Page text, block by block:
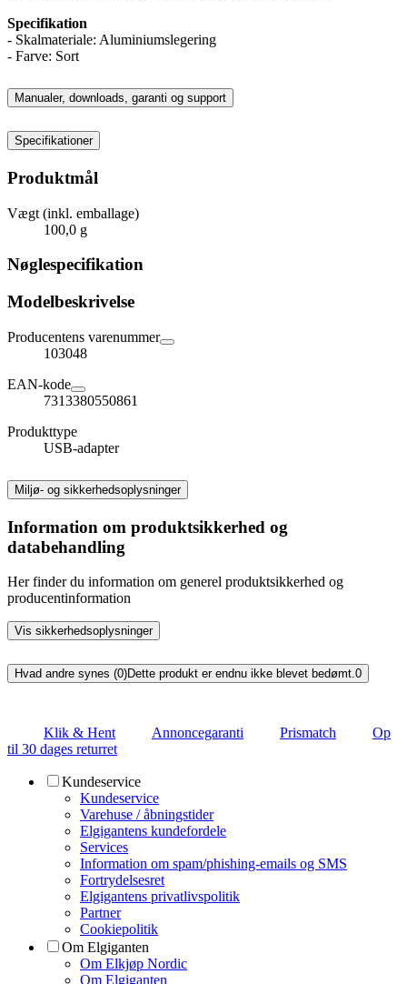
Specifikation
- Skalmateriale: Aluminiumslegering
- Farve: Sort
Manualer, downloads, garanti og support
Specifikationer
Produktmål
Vægt (inkl. emballage)
100,0 g
Nøglespecifikation
Modelbeskrivelse
Producentens varenummer
103048
EAN-kode
7313380550861
Produkttype
USB-adapter
Miljø- og sikkerhedsoplysninger
Information om produktsikkerhed og
databehandling
Her finder du information om generel produktsikkerhed og
producentinformation
Vis sikkerhedsoplysninger
Hvad andre synes (0)Dette produkt er endnu ikke blevet bedømt.0
Klik & Hent Annoncegaranti Prismatch
Op
til 30 dages returret
Kundeservice
Kundeservice
Varehuse / åbningstider
Elgigantens kundefordele
Services
Information om spam/phishing-emails og SMS
Fortrydelsesret
Elgigantens privatlivspolitik
Partner
Cookiepolitik
Om Elgiganten
Om Elkjøp Nordic
Om Elgiganten